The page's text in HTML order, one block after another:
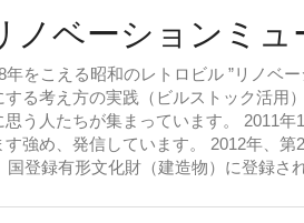
をこえる昭和のレトロビル ”リノベ
る考え方の実践（ビルストック活用
う人たちが集まっています。 2011
強め、発信しています。 2012年、
国登録有形文化財（建造物）に登録さ